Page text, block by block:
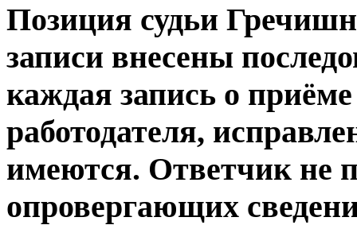
Позиция судьи
записи внесены
каждая запись о
работодателя,
имеются. Ответчик не
опровергающих